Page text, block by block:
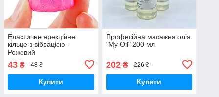
Еластичне ерекційне
кільце з вібрацією -
Рожевий
43 ₴ 48 ₴
Купити
Професійна масажна олія
"My Oil" 200 мл
202₴ 226 ₴
Купити